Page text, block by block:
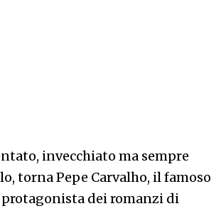
invecchiato ma sempre
torna Pepe Carvalho, il famoso
dei romanzi di